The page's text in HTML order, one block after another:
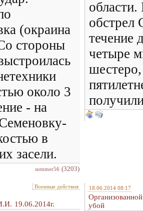
(окраина
стороны
около 3
- на
в
засели.
summer56 (3203)
обстрел
течение
четыре
Военные действия
19.06.2014г.
18.06.2014 08:17
убой